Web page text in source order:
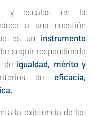
y escalas en la
a una cuestión
es un instrumento
seguir respondiendo
de igualdad, mérito y
de eficacia,
la existencia de los